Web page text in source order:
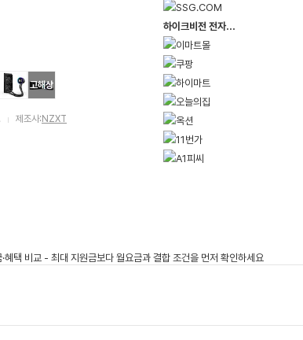
고해상
제조사: NZXT
하이크비전 전자칠판